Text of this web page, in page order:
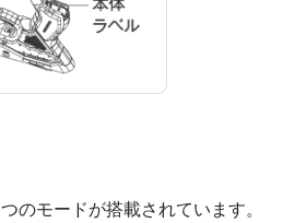
のモードが搭載されています。